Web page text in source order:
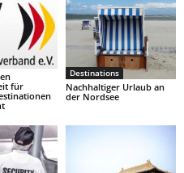
für
Destinations
Nachhaltiger Urlaub an
der Nordsee